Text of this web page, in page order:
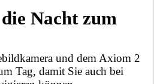
Nacht zum
und dem Axiom 2
Tag, damit Sie auch bei